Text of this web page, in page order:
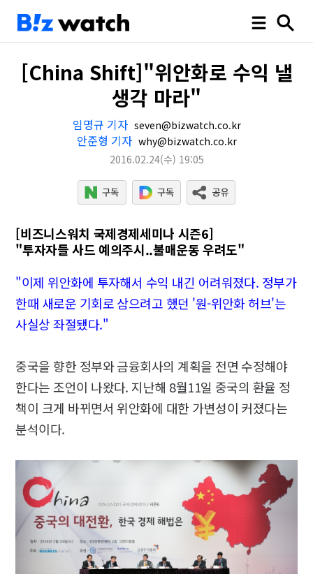
[China Shift]"위안화로 수익 낼
생각 마라"
임명규 기자 seven@bizwatch.co.kr
안준형 기자 why@bizwatch.co.kr
2016.02.24(수) 19:05
[비즈니스워치 국제경제세미나 시즌6]
"투자자들 사드 예의주시..불매운동 우려도"
"이제 위안화에 투자해서 수익 내긴 어려워졌다. 정부가
한때 새로운 기회로 삼으려고 했던 '원-위안화 허브'는
사실상 좌절됐다."
중국을 향한 정부와 금융회사의 계획을 전면 수정해야
한다는 조언이 나왔다. 지난해 8월11일 중국의 환율 정
책이 크게 바뀌면서 위안화에 대한 가변성이 커졌다는
분석이다.